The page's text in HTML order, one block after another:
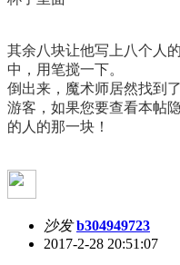
其余八块让他写上八个人
中，用笔搅一下。
倒出来，魔术师居然找到
游客，如果您要查看本帖
的人的那一块！
沙发 b304949723
2017-2-28 20:51:07